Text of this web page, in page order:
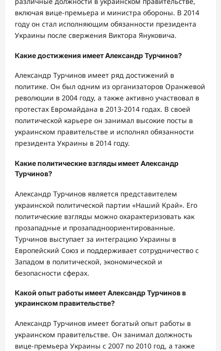
включая вице-премьера и министра обороны. В 2014
году он стал исполняющим обязанности президента
Украины после свержения Виктора Януковича.
Какие достижения имеет Александр Турчинов?
Александр Турчинов имеет ряд достижений в
политике. Он был одним из организаторов Оранжевой
революции в 2004 году, а также активно участвовал в
протестах Евромайдана в 2013-2014 годах. В своей
политической карьере он занимал высокие посты в
украинском правительстве и исполнял обязанности
президента Украины в 2014 году.
Какие политические взгляды имеет Александр
Турчинов?
Александр Турчинов является представителем
украинской политической партии «Наший Край». Его
политические взгляды можно охарактеризовать как
прозападные и прозападноориентированные.
Турчинов выступает за интеграцию Украины в
Европейский Союз и поддерживает сотрудничество с
Западом в политической, экономической и
безопасности сферах.
Какой опыт работы имеет Александр Турчинов в
украинском правительстве?
Александр Турчинов имеет богатый опыт работы в
украинском правительстве. Он занимал должность
вице-премьера Украины с 2007 по 2010 год, а также